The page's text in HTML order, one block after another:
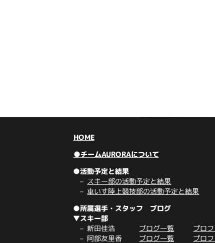
HOME
●チームAURORAについて
●活動予定と結果
スキー部の活動予定と結果
車いす陸上競技部の活動予定と結果
●所属選手・スタッフ ブログ
▼スキー部
新田佳浩 ブログ一覧 プロ
阿部友里香 ブログ一覧 プロ